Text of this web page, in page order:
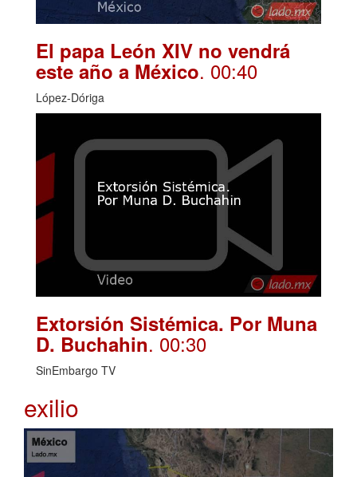
El papa León XIV no vendrá
este año a México. 00:40
López-Dóriga
Extorsión Sistémica. Por Muna
D. Buchahin. 00:30
SinEmbargo TV
exilio